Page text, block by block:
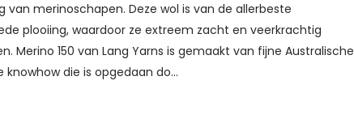
van merinoschapen. Deze wol is van de allerbeste
plooiing, waardoor ze extreem zacht en veerkrachtig
Merino 150 van Lang Yarns is gemaakt van fijne Australische
die is opgedaan do...